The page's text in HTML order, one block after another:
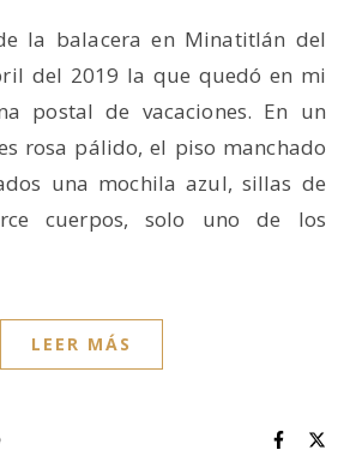
del 2019 la que quedó en mi
postal de vacaciones. En un
rosa pálido, el piso manchado
una mochila azul, sillas de
cuerpos, solo uno de los
LEER MÁS